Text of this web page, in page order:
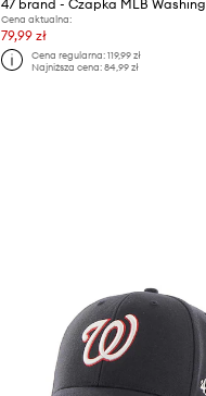
Cena aktualna:
79,99 zł
Cena regularna: 119,99 zł
Najniższa cena: 84,99 zł